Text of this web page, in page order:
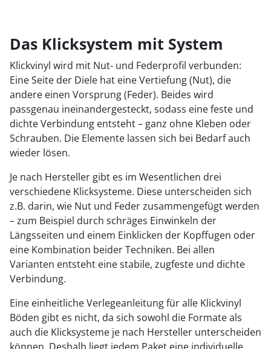
Das Klicksystem mit System
Klickvinyl wird mit Nut- und Federprofil verbunden:
Eine Seite der Diele hat eine Vertiefung (Nut), die
andere einen Vorsprung (Feder). Beides wird
passgenau ineinandergesteckt, sodass eine feste und
dichte Verbindung entsteht – ganz ohne Kleben oder
Schrauben. Die Elemente lassen sich bei Bedarf auch
wieder lösen.
Je nach Hersteller gibt es im Wesentlichen drei
verschiedene Klicksysteme. Diese unterscheiden sich
z.B. darin, wie Nut und Feder zusammengefügt werden
– zum Beispiel durch schräges Einwinkeln der
Längsseiten und einem Einklicken der Kopffugen oder
eine Kombination beider Techniken. Bei allen
Varianten entsteht eine stabile, zugfeste und dichte
Verbindung.
Eine einheitliche Verlegeanleitung für alle Klickvinyl
Böden gibt es nicht, da sich sowohl die Formate als
auch die Klicksysteme je nach Hersteller unterscheiden